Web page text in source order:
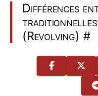
Différences
(Revolving) #